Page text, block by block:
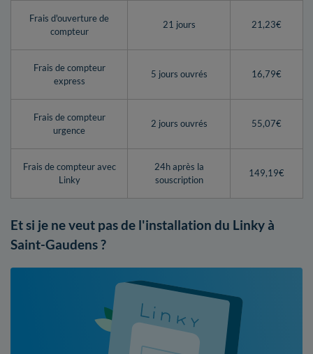
Frais d'ouverture de
compteur
21 jours 21,23€
Frais de compteur
express
5 jours ouvrés 16,79€
Frais de compteur
urgence
2 jours ouvrés 55,07€
Frais de compteur avec
Linky
24h après la
souscription
149,19€
Et si je ne veut pas de l'installation du Linky à
Saint-Gaudens ?